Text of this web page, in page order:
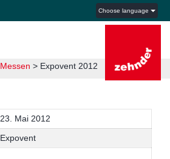
Choose language
Messen > Expovent 2012
23. Mai 2012
Expovent